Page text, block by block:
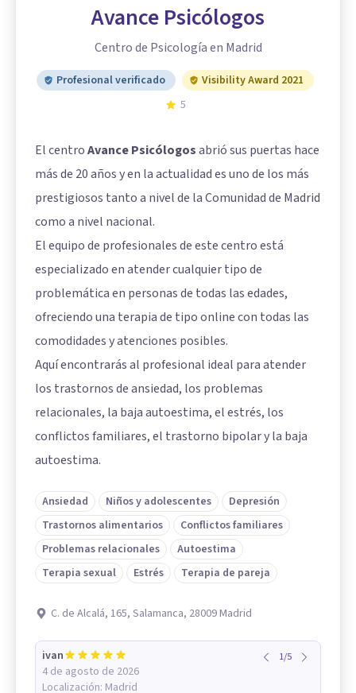
Avance Psicólogos
Centro de Psicología en Madrid
Profesional verificado
Visibility Award 2021
5
El centroAvance Psicólogosabrió sus puertas hace
más de 20 años y en la actualidad es uno de los más
prestigiosos tanto a nivel de la Comunidad de Madrid
como a nivel nacional.
El equipo de profesionales de este centro está
especializado en atender cualquier tipo de
problemática en personas de todas las edades,
ofreciendo una terapia de tipo online con todas las
comodidades y atenciones posibles.
Aquí encontrarás al profesional ideal para atender
los trastornos de ansiedad, los problemas
relacionales, la baja autoestima, el estrés, los
conflictos familiares, el trastorno bipolar y la baja
autoestima.
Ansiedad Niños y adolescentes
Depresión
Trastornos alimentarios
Conflictos familiares
Problemas relacionales
Autoestima
Terapia sexual
Estrés Terapia de pareja
C. de Alcalá, 165, Salamanca, 28009 Madrid
ivan
4 de agosto de 2026
Localización: Madrid
1/5